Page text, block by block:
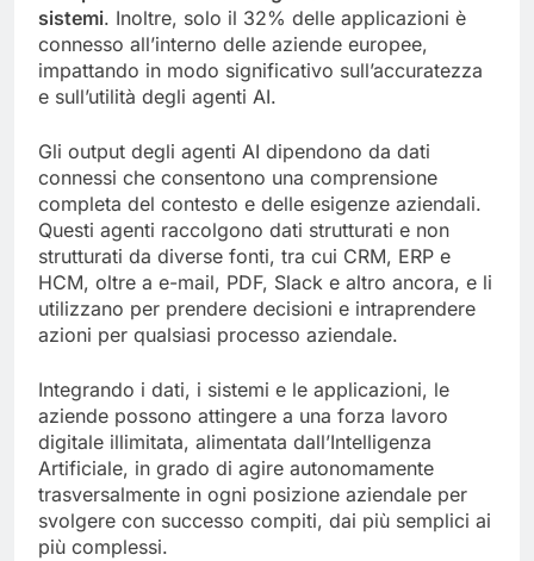
sistemi. Inoltre, solo il 32% delle applicazioni è
connesso all’interno delle aziende europee,
impattando in modo significativo sull’accuratezza
e sull’utilità degli agenti AI.
Gli output degli agenti AI dipendono da dati
connessi che consentono una comprensione
completa del contesto e delle esigenze aziendali.
Questi agenti raccolgono dati strutturati e non
strutturati da diverse fonti, tra cui CRM, ERP e
HCM, oltre a e-mail, PDF, Slack e altro ancora, e li
utilizzano per prendere decisioni e intraprendere
azioni per qualsiasi processo aziendale.
Integrando i dati, i sistemi e le applicazioni, le
aziende possono attingere a una forza lavoro
digitale illimitata, alimentata dall’Intelligenza
Artificiale, in grado di agire autonomamente
trasversalmente in ogni posizione aziendale per
svolgere con successo compiti, dai più semplici ai
più complessi.